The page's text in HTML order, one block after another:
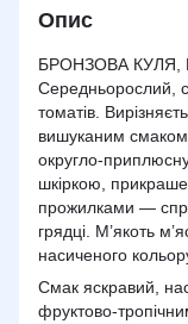
Опис
БРОНЗОВА КУЛЯ,
Середньорослий,
томатів.
вишуканим
округло-
шкіркою,
прожилками —
грядці. М’якоть
насиченого
Смак яскравий,
фруктово-